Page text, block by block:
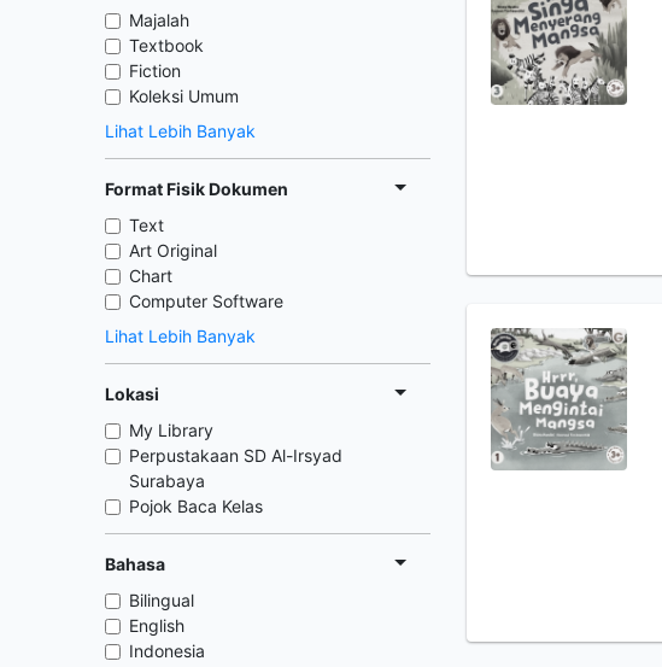
Majalah
Textbook
Fiction
Koleksi Umum
Lihat Lebih Banyak
Format Fisik Dokumen
Text
Art Original
Chart
Computer Software
Lihat Lebih Banyak
Lokasi
My Library
Perpustakaan SD Al-Irsyad
Surabaya
Pojok Baca Kelas
Bahasa
Bilingual
English
Indonesia